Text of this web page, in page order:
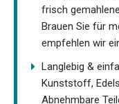
frisch
Brauen Sie für
empfehlen wir
Langlebig &
Kunststoff,
Abnehmbare